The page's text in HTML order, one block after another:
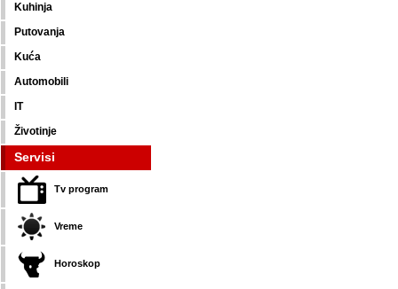
Kuhinja
Putovanja
Kuća
Automobili
IT
Životinje
Servisi
Tv program
Vreme
Horoskop